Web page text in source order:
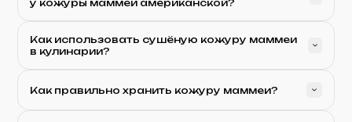
у кожуры маммеи американской?
Как использовать сушёную кожуру маммеи
в кулинарии?
Как правильно хранить кожуру маммеи?